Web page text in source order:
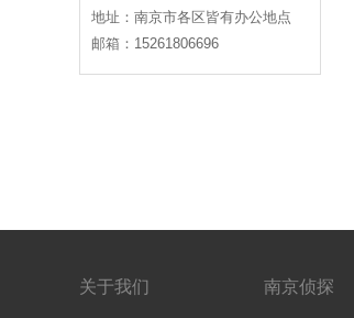
地址：南京市各区皆有办公地点
邮箱：15261806696
关于我们 南京侦探